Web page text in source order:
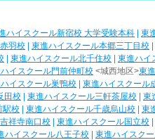
ハイスクール新宿校 大学受験本科 東
羽校 東進ハイスクール本郷三丁目校
東進ハイスクール北千住校 東進ハイ
イスクール門前仲町校 <城西地区>東
イスクール巣鴨校 東進ハイスクール
田校 東進ハイスクール三軒茶屋校 東
駅校 東進ハイスクール千歳烏山校
東
祥寺南口校 東進ハイスクール国立校
ハイスクール八王子校 東進ハイスク